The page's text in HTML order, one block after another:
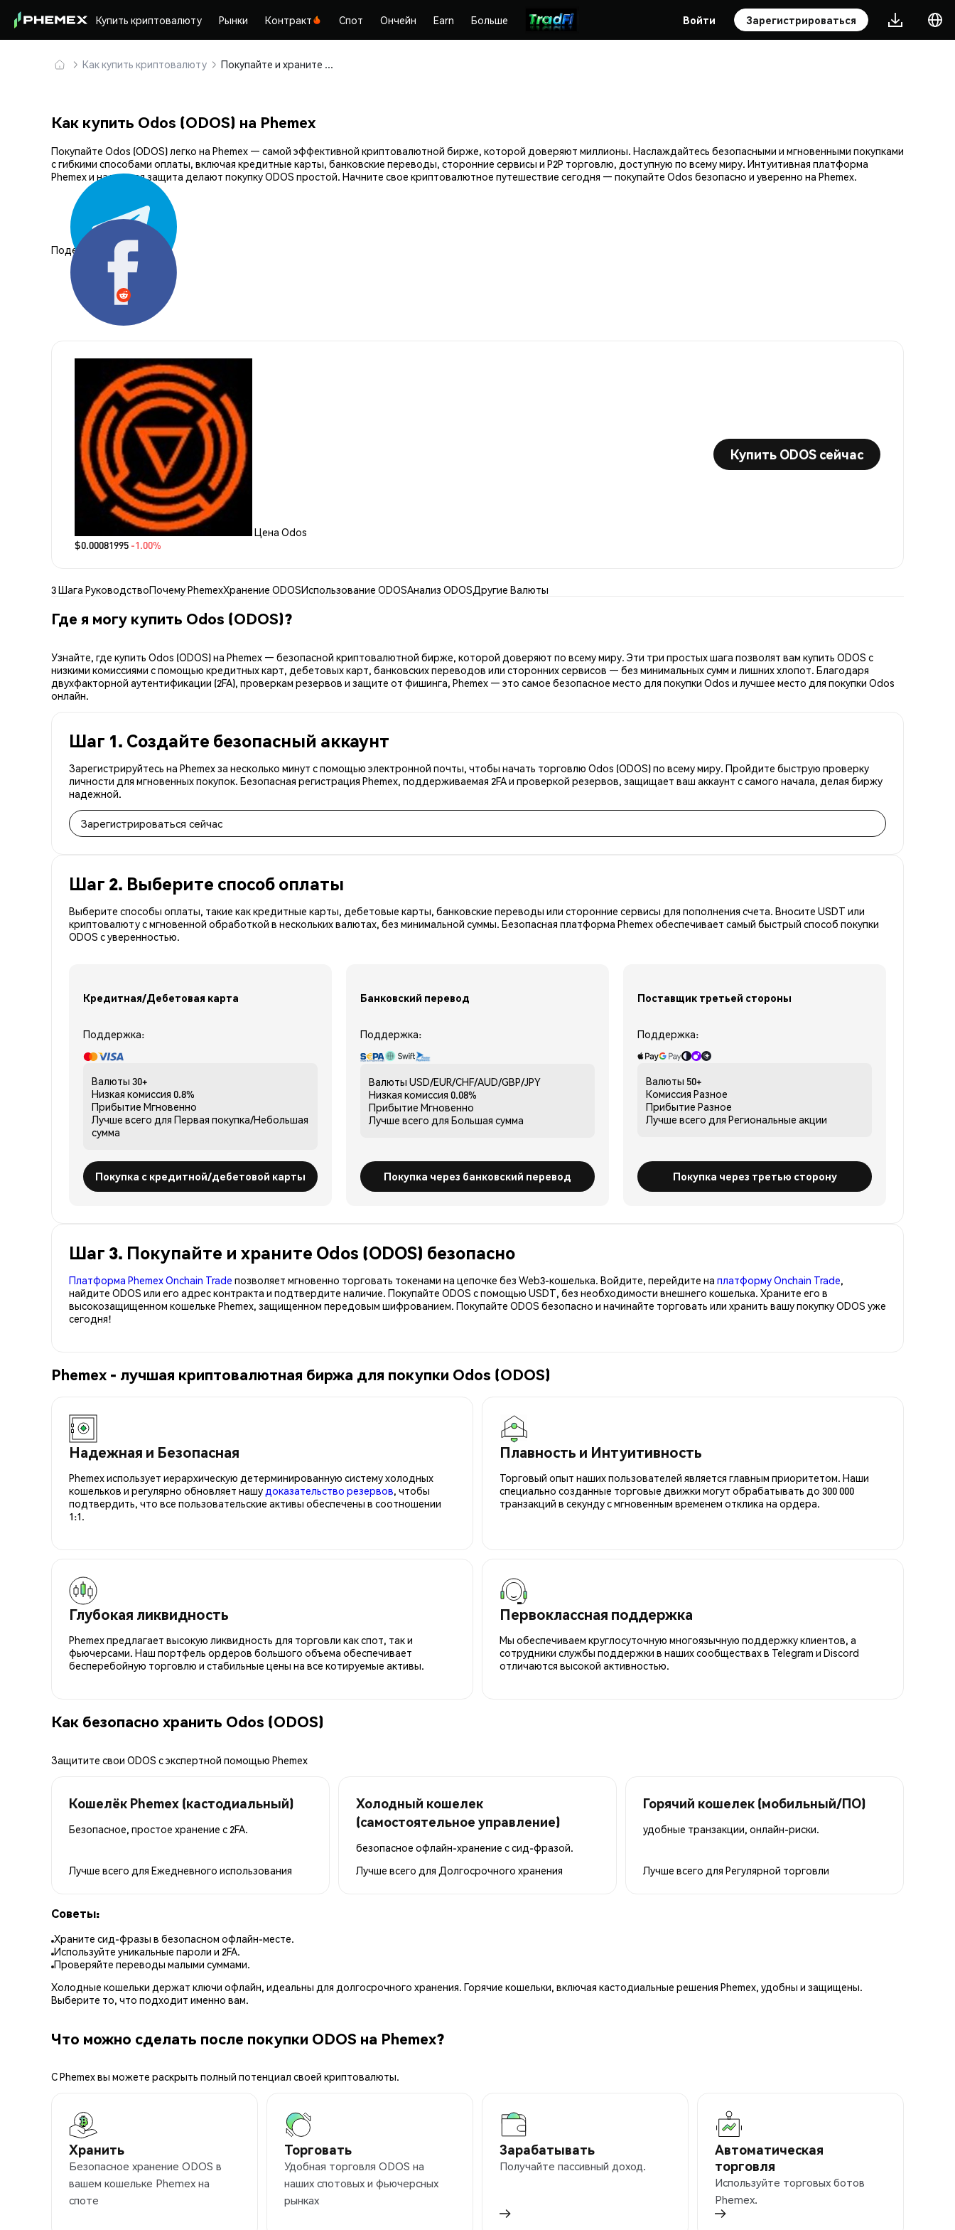
Купить криптовалюту Рынки Контракт Спот Ончейн Earn Больше Войти Зарегистрироваться
Как купить криптовалюту Покупайте и храните Odos (ODOS) безопасно
Как купить Odos (ODOS) на Phemex
Покупайте Odos (ODOS) легко на Phemex — самой эффективной криптовалютной бирже, которой доверяют миллионы. Наслаждайтесь безопасными и мгновенными покупками
с гибкими способами оплаты, включая кредитные карты, банковские переводы, сторонние сервисы и P2P торговлю, доступную по всему миру. Интуитивная платформа
Phemex и надежная защита делают покупку ODOS простой. Начните свое криптовалютное путешествие сегодня — покупайте Odos безопасно и уверенно на Phemex.
Поделиться:
Цена Odos
$0.00081995 -1.00%
Купить ODOS сейчас
3 Шага РуководствоПочему PhemexХранение ODOSИспользование ODOSАнализ ODOSДругие Валюты
Где я могу купить Odos (ODOS)?
Узнайте, где купить Odos (ODOS) на Phemex — безопасной криптовалютной бирже, которой доверяют по всему миру. Эти три простых шага позволят вам купить ODOS с
низкими комиссиями с помощью кредитных карт, дебетовых карт, банковских переводов или сторонних сервисов — без минимальных сумм и лишних хлопот. Благодаря
двухфакторной аутентификации (2FA), проверкам резервов и защите от фишинга, Phemex — это самое безопасное место для покупки Odos и лучшее место для покупки Odos
онлайн.
Шаг 1. Создайте безопасный аккаунт
Зарегистрируйтесь на Phemex за несколько минут с помощью электронной почты, чтобы начать торговлю Odos (ODOS) по всему миру. Пройдите быструю проверку
личности для мгновенных покупок. Безопасная регистрация Phemex, поддерживаемая 2FA и проверкой резервов, защищает ваш аккаунт с самого начала, делая биржу
надежной.
Зарегистрироваться сейчас
Шаг 2. Выберите способ оплаты
Выберите способы оплаты, такие как кредитные карты, дебетовые карты, банковские переводы или сторонние сервисы для пополнения счета. Вносите USDT или
криптовалюту с мгновенной обработкой в нескольких валютах, без минимальной суммы. Безопасная платформа Phemex обеспечивает самый быстрый способ покупки
ODOS с уверенностью.
Кредитная/Дебетовая карта
Поддержка:
Валюты 30+
Низкая комиссия 0.8%
Прибытие Мгновенно
Лучше всего для Первая покупка/Небольшая
сумма
Покупка с кредитной/дебетовой карты
Банковский перевод
Поддержка:
Валюты USD/EUR/CHF/AUD/GBP/JPY
Низкая комиссия 0.08%
Прибытие Мгновенно
Лучше всего для Большая сумма
Покупка через банковский перевод
Поставщик третьей стороны
Поддержка:
Валюты 50+
Комиссия Разное
Прибытие Разное
Лучше всего для Региональные акции
Покупка через третью сторону
Шаг 3. Покупайте и храните Odos (ODOS) безопасно
Платформа Phemex Onchain Trade позволяет мгновенно торговать токенами на цепочке без Web3-кошелька. Войдите, перейдите на платформу Onchain Trade,
найдите ODOS или его адрес контракта и подтвердите наличие. Покупайте ODOS с помощью USDT, без необходимости внешнего кошелька. Храните его в
высокозащищенном кошельке Phemex, защищенном передовым шифрованием. Покупайте ODOS безопасно и начинайте торговать или хранить вашу покупку ODOS уже
сегодня!
Phemex - лучшая криптовалютная биржа для покупки Odos (ODOS)
Надежная и Безопасная
Phemex использует иерархическую детерминированную систему холодных
кошельков и регулярно обновляет нашу доказательство резервов, чтобы
подтвердить, что все пользовательские активы обеспечены в соотношении
1:1.
Плавность и Интуитивность
Торговый опыт наших пользователей является главным приоритетом. Наши
специально созданные торговые движки могут обрабатывать до 300 000
транзакций в секунду с мгновенным временем отклика на ордера.
Глубокая ликвидность
Phemex предлагает высокую ликвидность для торговли как спот, так и
фьючерсами. Наш портфель ордеров большого объема обеспечивает
бесперебойную торговлю и стабильные цены на все котируемые активы.
Первоклассная поддержка
Мы обеспечиваем круглосуточную многоязычную поддержку клиентов, а
сотрудники службы поддержки в наших сообществах в Telegram и Discord
отличаются высокой активностью.
Как безопасно хранить Odos (ODOS)
Защитите свои ODOS с экспертной помощью Phemex
Кошелёк Phemex (кастодиальный)
Безопасное, простое хранение с 2FA.
Лучше всего для Ежедневного использования
Холодный кошелек
(самостоятельное управление)
безопасное офлайн-хранение с сид-фразой.
Лучше всего для Долгосрочного хранения
Горячий кошелек (мобильный/ПО)
удобные транзакции, онлайн-риски.
Лучше всего для Регулярной торговли
Советы:
Храните сид-фразы в безопасном офлайн-месте.
Используйте уникальные пароли и 2FA.
Проверяйте переводы малыми суммами.
Холодные кошельки держат ключи офлайн, идеальны для долгосрочного хранения. Горячие кошельки, включая кастодиальные решения Phemex, удобны и защищены.
Выберите то, что подходит именно вам.
Что можно сделать после покупки ODOS на Phemex?
С Phemex вы можете раскрыть полный потенциал своей криптовалюты.
Хранить
Безопасное хранение ODOS в
вашем кошельке Phemex на
споте
Торговать
Удобная торговля ODOS на
наших спотовых и фьючерсных
рынках
Зарабатывать
Получайте пассивный доход.
Автоматическая
торговля
Используйте торговых ботов
Phemex.